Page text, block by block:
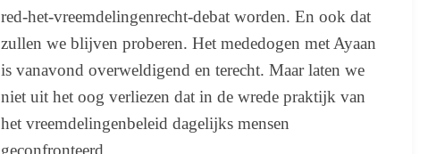
red-het-vreemdelingenrecht-debat worden. En ook dat
zullen we blijven proberen. Het mededogen met Ayaan
is vanavond overweldigend en terecht. Maar laten we
niet uit het oog verliezen dat in de wrede praktijk van
het vreemdelingenbeleid dagelijks mensen
geconfronteerd